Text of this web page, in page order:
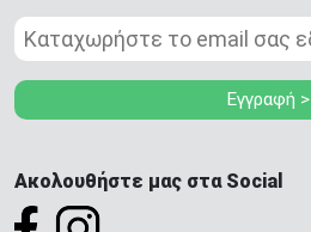
Εγγραφή >
Ακολουθήστε μας στα Social